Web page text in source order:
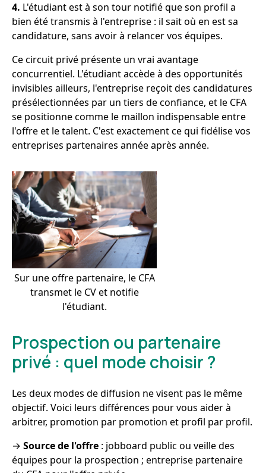
4. L'étudiant est à son tour notifié que son profil a
bien été transmis à l'entreprise : il sait où en est sa
candidature, sans avoir à relancer vos équipes.
Ce circuit privé présente un vrai avantage
concurrentiel. L'étudiant accède à des opportunités
invisibles ailleurs, l'entreprise reçoit des candidatures
présélectionnées par un tiers de confiance, et le CFA
se positionne comme le maillon indispensable entre
l'offre et le talent. C'est exactement ce qui fidélise vos
entreprises partenaires année après année.
Sur une offre partenaire, le CFA
transmet le CV et notifie
l'étudiant.
Prospection ou partenaire
privé : quel mode choisir ?
Les deux modes de diffusion ne visent pas le même
objectif. Voici leurs différences pour vous aider à
arbitrer, promotion par promotion et profil par profil.
→ Source de l'offre : jobboard public ou veille des
équipes pour la prospection ; entreprise partenaire